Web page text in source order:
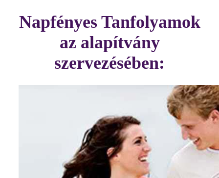
Napfényes Tanfolyamok
az alapítvány
szervezésében: